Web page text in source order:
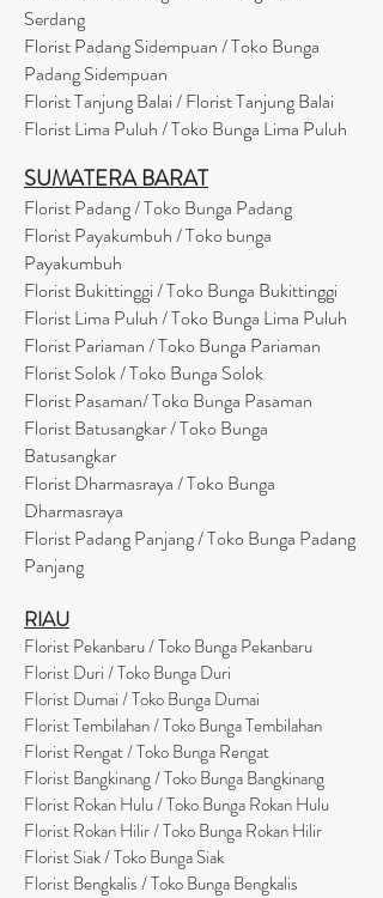
Serdang
Florist Padang Sidempuan / Toko Bunga
Padang Sidempuan
Florist Tanjung Balai / Florist Tanjung Balai
Florist Lima Puluh / Toko Bunga Lima Puluh
SUMATERA BARAT
Florist Padang / Toko Bunga Padang
Florist Payakumbuh / Toko bunga
Payakumbuh
Florist Bukittinggi / Toko Bunga Bukittinggi
Florist Lima Puluh / Toko Bunga Lima Puluh
Florist Pariaman / Toko Bunga Pariaman
Florist Solok / Toko Bunga Solok
Florist Pasaman/ Toko Bunga Pasaman
Florist Batusangkar / Toko Bunga
Batusangkar
Florist Dharmasraya / Toko Bunga
Dharmasraya
Florist Padang Panjang / Toko Bunga Padang
Panjang
RIAU
Florist Pekanbaru / Toko Bunga Pekanbaru
Florist Duri / Toko Bunga Duri
Florist Dumai / Toko Bunga Dumai
Florist Tembilahan / Toko Bunga Tembilahan
Florist Rengat / Toko Bunga Rengat
Florist Bangkinang / Toko Bunga Bangkinang
Florist Rokan Hulu / Toko Bunga Rokan Hulu
Florist Rokan Hilir / Toko Bunga Rokan Hilir
Florist Siak / Toko Bunga Siak
Florist Bengkalis / Toko Bunga Bengkalis